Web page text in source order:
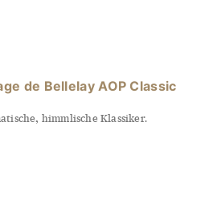
de Bellelay AOP Classic
himmlische Klassiker.